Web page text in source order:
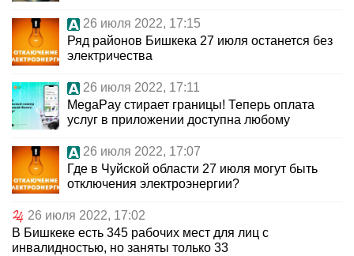
26 июля 2022, 17:15
Ряд районов Бишкека 27 июля останется без
электричества
26 июля 2022, 17:11
MegaPay стирает границы! Теперь оплата
услуг в приложении доступна любому
26 июля 2022, 17:07
Где в Чуйской области 27 июля могут быть
отключения электроэнергии?
26 июля 2022, 17:02
В Бишкеке есть 345 рабочих мест для лиц с
инвалидностью, но заняты только 33